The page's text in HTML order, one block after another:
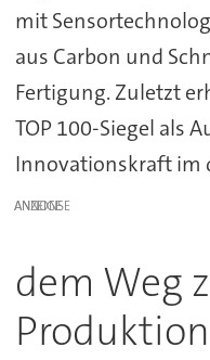
mit
aus Carbon und
Fertigung. Zuletzt
TOP 100-Siegel als
Innovationskraft im
ANZEIGE
dem Weg
Produktion